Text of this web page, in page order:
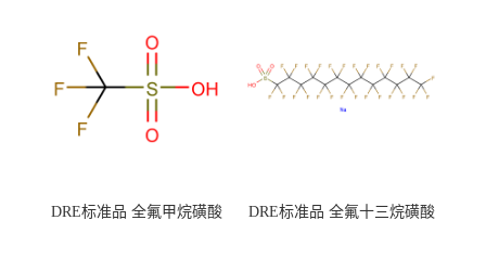
（泰坦现货供应）
DRE标准品 全氟甲烷磺酸
DRE标准品 全氟十三烷磺酸